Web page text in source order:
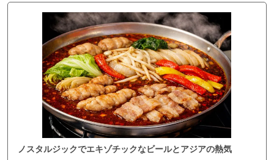
ノスタルジックでエキゾチックなビールとアジアの熱気